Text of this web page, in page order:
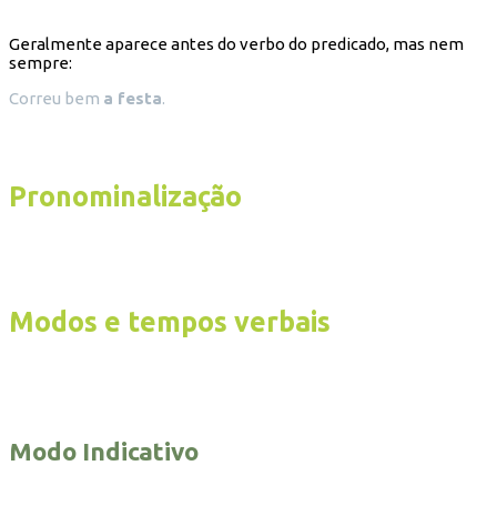
Geralmente aparece antes do verbo do predicado, mas nem
sempre:
Correu bem a festa.
Pronominalização
Modos e tempos verbais
Modo Indicativo